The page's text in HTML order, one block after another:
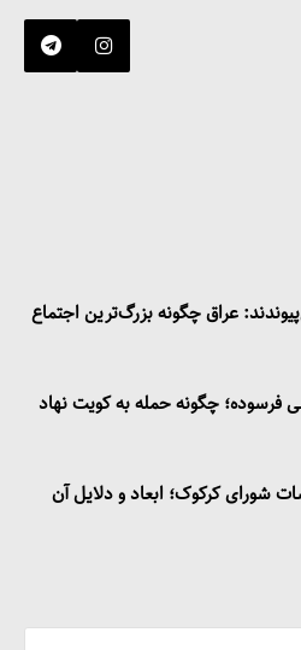
عراق چگونه بزرگ‌ترین اجتماع
فرسوده؛ چگونه حمله به کویت نهاد
شورای کرکوک؛ ابعاد و دلایل آن